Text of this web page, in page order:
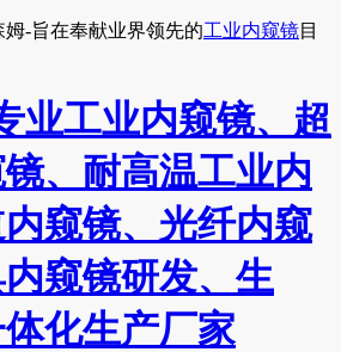
-旨在奉献业界领先的工业内窥镜目